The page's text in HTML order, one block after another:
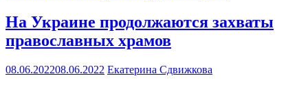
На Украине продолжаются захваты
православных храмов
08.06.202208.06.2022 Екатерина Сдвижкова